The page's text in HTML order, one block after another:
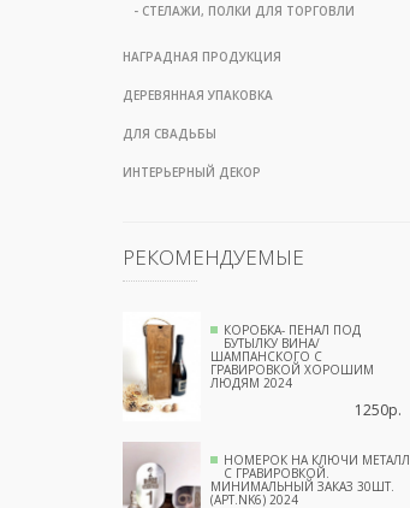
- СТЕЛАЖИ, ПОЛКИ ДЛЯ ТОРГОВЛИ
НАГРАДНАЯ ПРОДУКЦИЯ
ДЕРЕВЯННАЯ УПАКОВКА
ДЛЯ СВАДЬБЫ
ИНТЕРЬЕРНЫЙ ДЕКОР
РЕКОМЕНДУЕМЫЕ
КОРОБКА- ПЕНАЛ ПОД
БУТЫЛКУ ВИНА/
ШАМПАНСКОГО С
ГРАВИРОВКОЙ ХОРОШИМ
ЛЮДЯМ 2024
1250р.
НОМЕРОК НА КЛЮЧИ МЕТАЛЛ
С ГРАВИРОВКОЙ.
МИНИМАЛЬНЫЙ ЗАКАЗ 30ШТ.
(АРТ.NK6) 2024